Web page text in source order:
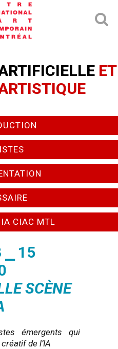
ET
CIAC MTL
⎯ 15
SCÈNE
émergents qui
de l’IA